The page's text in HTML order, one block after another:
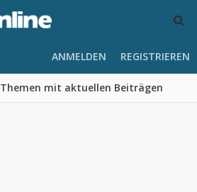
Themen mit aktuellen Beiträgen
ANMELDEN REGISTRIEREN